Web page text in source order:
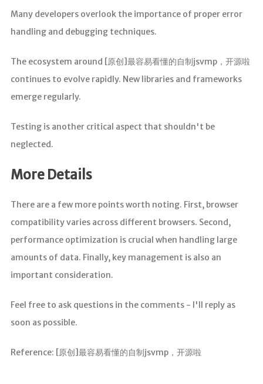
Many developers overlook the importance of proper error
handling and debugging techniques.
The ecosystem around [原创]最容易看懂的自制jsvmp，开源啦
continues to evolve rapidly. New libraries and frameworks
emerge regularly.
Testing is another critical aspect that shouldn't be
neglected.
More Details
There are a few more points worth noting. First, browser
compatibility varies across different browsers. Second,
performance optimization is crucial when handling large
amounts of data. Finally, key management is also an
important consideration.
Feel free to ask questions in the comments - I'll reply as
soon as possible.
Reference: [原创]最容易看懂的自制jsvmp，开源啦